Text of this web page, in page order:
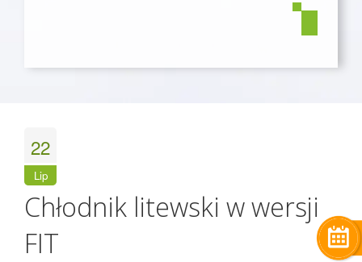
22
Lip
Chłodnik litewski w wersji
FIT